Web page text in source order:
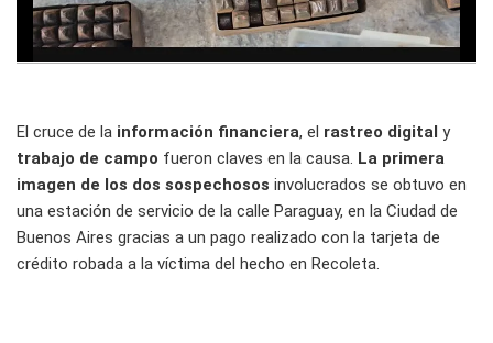
El cruce de la información financiera, el rastreo digital y
trabajo de campo fueron claves en la causa. La primera
imagen de los dos sospechosos involucrados se obtuvo en
una estación de servicio de la calle Paraguay, en la Ciudad de
Buenos Aires gracias a un pago realizado con la tarjeta de
crédito robada a la víctima del hecho en Recoleta.